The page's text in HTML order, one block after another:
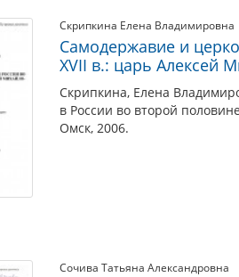
Скрипкина Елена Владимировна
Самодержавие и
XVII в.: царь Алексей
Скрипкина, Елена
в России во второй
Омск, 2006.
Сочива Татьяна Александровна